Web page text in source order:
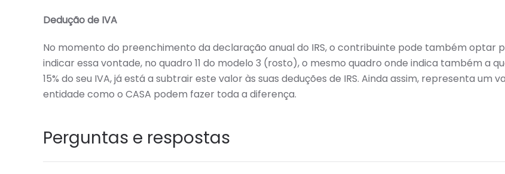
Dedução de IVA
No momento do preenchimento da declaração anual do IRS, o contribuinte pode também optar
indicar essa vontade, no quadro 11 do modelo 3 (rosto), o mesmo quadro onde indica também a
15% do seu IVA, já está a subtrair este valor às suas deduções de IRS. Ainda assim, representa
entidade como o CASA podem fazer toda a diferença.
Perguntas e respostas